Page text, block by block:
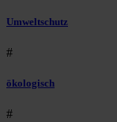
Umweltschutz
#
ökologisch
#